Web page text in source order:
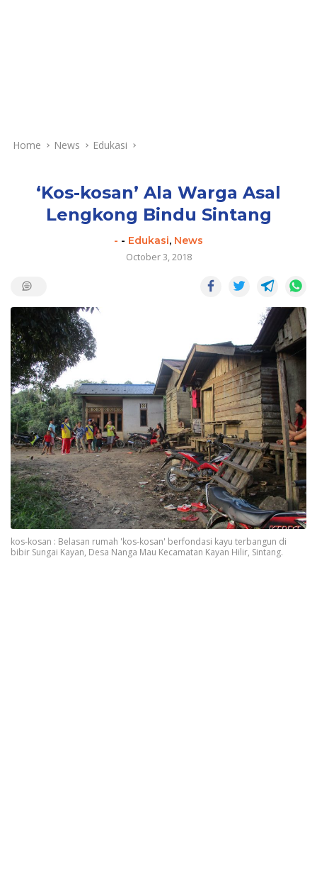
Home News Edukasi
‘Kos-kosan’ Ala Warga Asal
Lengkong Bindu Sintang
- - Edukasi, News
October 3, 2018
kos-kosan : Belasan rumah 'kos-kosan' berfondasi kayu terbangun di
bibir Sungai Kayan, Desa Nanga Mau Kecamatan Kayan Hilir, Sintang.